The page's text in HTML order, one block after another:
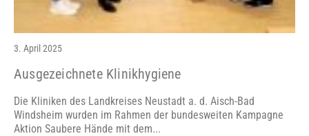
3. April 2025
Ausgezeichnete Klinikhygiene
Die Kliniken des Landkreises Neustadt a. d. Aisch-Bad
Windsheim wurden im Rahmen der bundesweiten Kampagne
Aktion Saubere Hände mit dem...